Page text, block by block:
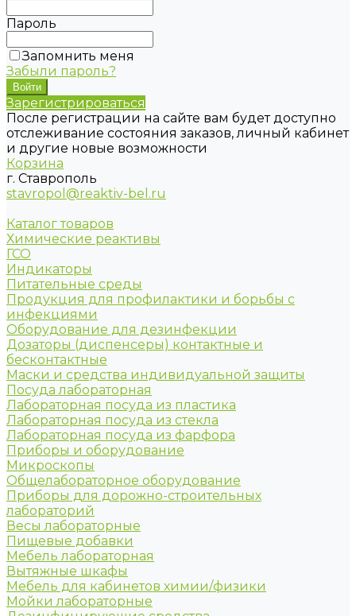
Пароль
Запомнить меня
Забыли пароль?
Зарегистрироваться
После регистрации на сайте вам будет доступно
отслеживание состояния заказов, личный кабинет
и другие новые возможности
Корзина
г. Ставрополь
stavropol@reaktiv-bel.ru
Каталог товаров
Химические реактивы
ГСО
Индикаторы
Питательные среды
Продукция для профилактики и борьбы с
инфекциями
Оборудование для дезинфекции
Дозаторы (диспенсеры) контактные и
бесконтактные
Маски и средства индивидуальной защиты
Посуда лабораторная
Лабораторная посуда из пластика
Лабораторная посуда из стекла
Лабораторная посуда из фарфора
Приборы и оборудование
Микроскопы
Общелабораторное оборудование
Приборы для дорожно-строительных
лабораторий
Весы лабораторные
Пищевые добавки
Мебель лабораторная
Вытяжные шкафы
Мебель для кабинетов химии/физики
Мойки лабораторные